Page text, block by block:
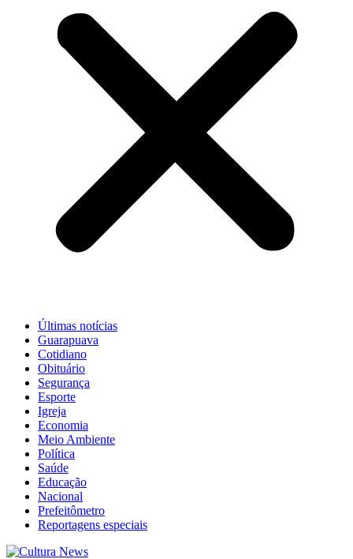
Últimas notícias
Guarapuava
Cotidiano
Obituário
Segurança
Esporte
Igreja
Economia
Meio Ambiente
Política
Saúde
Educação
Nacional
Prefeitômetro
Reportagens especiais